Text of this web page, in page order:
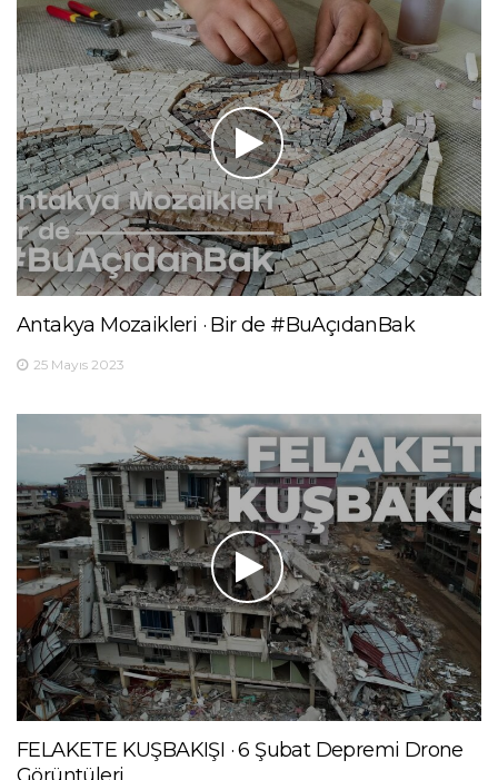
Antakya Mozaikleri · Bir de #BuAçıdanBak
25 Mayıs 2023
FELAKETE KUŞBAKIŞI · 6 Şubat Depremi Drone
Görüntüleri